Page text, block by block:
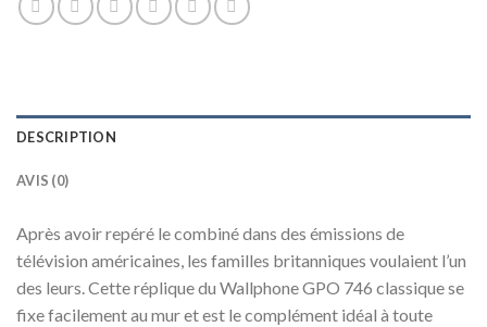
DESCRIPTION
AVIS (0)
Après avoir repéré le combiné dans des émissions de
télévision américaines, les familles britanniques voulaient l’un
des leurs. Cette réplique du Wallphone GPO 746 classique se
fixe facilement au mur et est le complément idéal à toute